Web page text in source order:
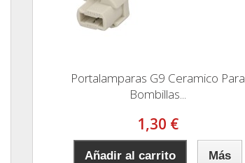
Portalamparas G9 Ceramico Para
Bombillas...
1,30 €
Añadir al carrito Más